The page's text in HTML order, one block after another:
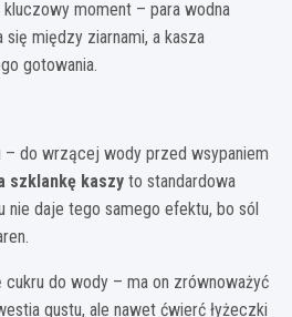
moment – para wodna
między ziarnami, a kasza
gotowania.
– do wrzącej wody przed wsypaniem
szklankę kaszy to standardowa
nie daje tego samego efektu, bo sól
do wody – ma on zrównoważyć
gustu, ale nawet ćwierć łyżeczki